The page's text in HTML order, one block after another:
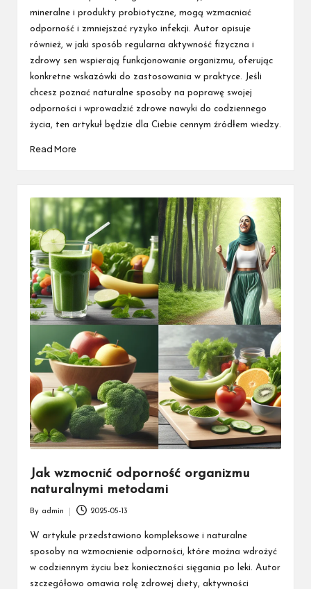
mineralne i produkty probiotyczne, mogą wzmacniać
odporność i zmniejszać ryzyko infekcji. Autor opisuje
również, w jaki sposób regularna aktywność fizyczna i
zdrowy sen wspierają funkcjonowanie organizmu, oferując
konkretne wskazówki do zastosowania w praktyce. Jeśli
chcesz poznać naturalne sposoby na poprawę swojej
odporności i wprowadzić zdrowe nawyki do codziennego
życia, ten artykuł będzie dla Ciebie cennym źródłem wiedzy.
Read More
Jak wzmocnić odporność organizmu
naturalnymi metodami
by
By admin 2025-05-13
W artykule przedstawiono kompleksowe i naturalne
sposoby na wzmocnienie odporności, które można wdrożyć
w codziennym życiu bez konieczności sięgania po leki. Autor
szczegółowo omawia rolę zdrowej diety, aktywności